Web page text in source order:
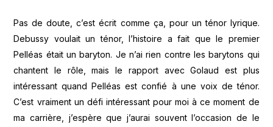
Pas de doute, c’est écrit comme ça, pour un ténor lyrique.
Debussy voulait un ténor, l’histoire a fait que le premier
Pelléas était un baryton. Je n’ai rien contre les barytons qui
chantent le rôle, mais le rapport avec Golaud est plus
intéressant quand Pelléas est confié à une voix de ténor.
C’est vraiment un défi intéressant pour moi à ce moment de
ma carrière, j’espère que j’aurai souvent l’occasion de le